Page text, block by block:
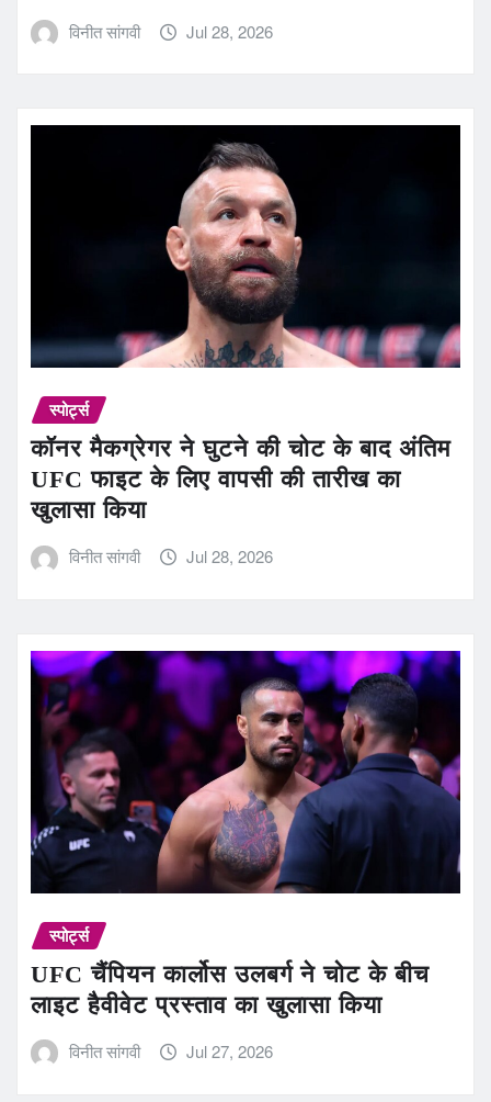
विनीत सांगवी Jul 28, 2026
स्पोर्ट्स
कॉनर मैकग्रेगर ने घुटने की चोट के बाद अंतिम
UFC फाइट के लिए वापसी की तारीख का
खुलासा किया
विनीत सांगवी Jul 28, 2026
स्पोर्ट्स
UFC चैंपियन कार्लोस उलबर्ग ने चोट के बीच
लाइट हैवीवेट प्रस्ताव का खुलासा किया
विनीत सांगवी Jul 27, 2026